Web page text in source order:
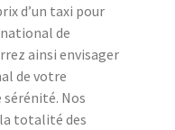
d’un taxi pour
de
ainsi envisager
de votre
Nos
totalité des